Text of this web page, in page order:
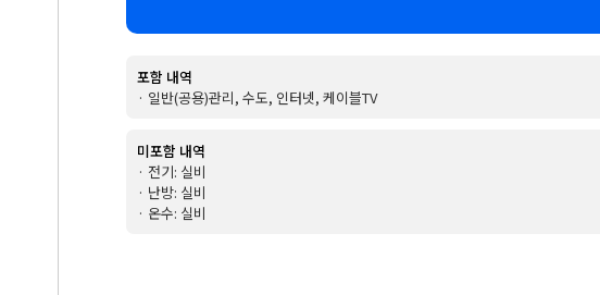
포함 내역
· 일반(공용)관리, 수도, 인터넷, 케이블TV
미포함 내역
· 전기: 실비
· 난방: 실비
· 온수: 실비